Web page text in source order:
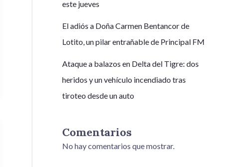
este jueves
El adiós a Doña Carmen Bentancor de
Lotito, un pilar entrañable de Principal FM
Ataque a balazos en Delta del Tigre: dos
heridos y un vehículo incendiado tras
tiroteo desde un auto
Comentarios
No hay comentarios que mostrar.